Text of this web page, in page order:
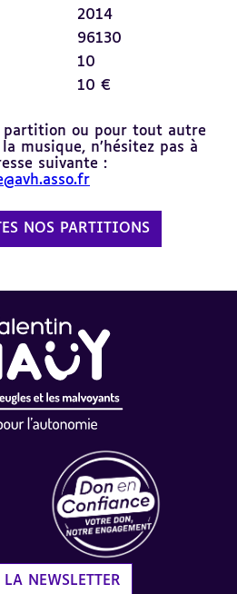
2014
96130
10
10 €
partition ou pour tout autre
musique, n’hésitez pas à
suivante :
NOS PARTITIONS
NEWSLETTER